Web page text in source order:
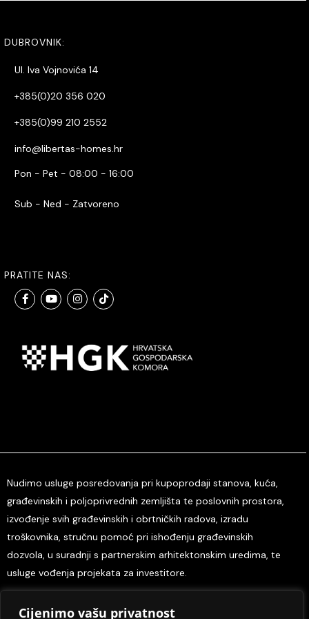
Cijenimo vašu privatnost
DUBROVNIK:
Ul. Iva Vojnovića 14
+385(0)20 356 020
+385(0)99 210 2552
info@libertas-homes.hr
Pon - Pet - 08:00 - 16:00
Sub - Ned - Zatvoreno
PRATITE NAS:
Nudimo usluge posredovanja pri kupoprodaji stanova, kuća,
građevinskih i poljoprivrednih zemljišta te poslovnih prostora,
izvođenje svih građevinskih i obrtničkih radova, izradu
troškovnika, stručnu pomoć pri ishođenju građevinskih
dozvola, u suradnji s partnerskim arhitektonskim uredima, te
usluge vođenja projekata za investitore.